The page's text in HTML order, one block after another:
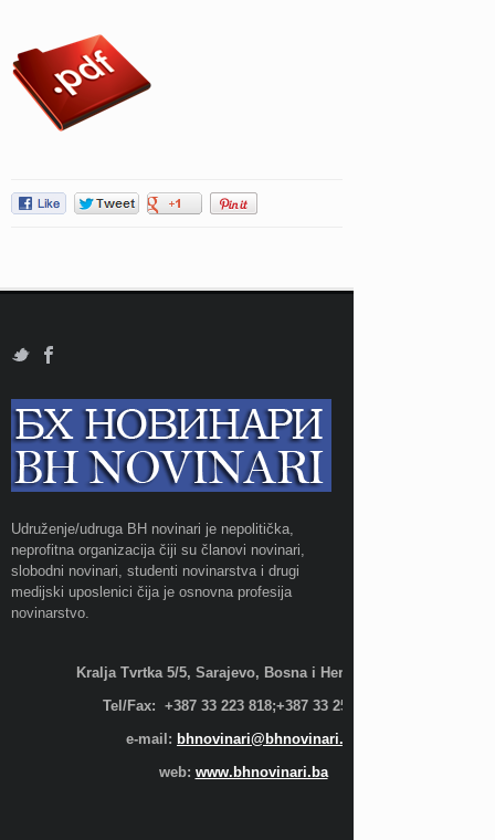
Udruženje/udruga BH novinari je nepolitička,
neprofitna organizacija čiji su članovi novinari,
slobodni novinari, studenti novinarstva i drugi
medijski uposlenici čija je osnovna profesija
novinarstvo.
Kralja Tvrtka 5/5, Sarajevo, Bosna i Hercegovina;
Tel/Fax: +387 33 223 818;+387 33 255 600
e-mail: bhnovinari@bhnovinari.ba
web: www.bhnovinari.ba